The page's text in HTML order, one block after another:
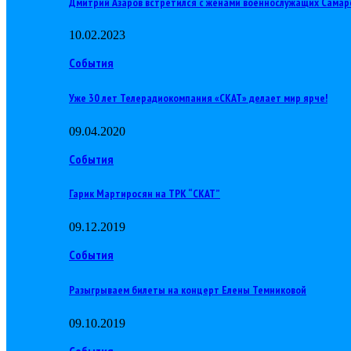
10.02.2023
События
Уже 30 лет Телерадиокомпания «СКАТ» делает мир ярче!
09.04.2020
События
Гарик Мартиросян на ТРК “СКАТ”
09.12.2019
События
Разыгрываем билеты на концерт Елены Темниковой
09.10.2019